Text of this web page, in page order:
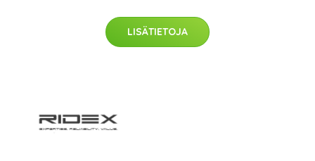
LISÄTIETOJA